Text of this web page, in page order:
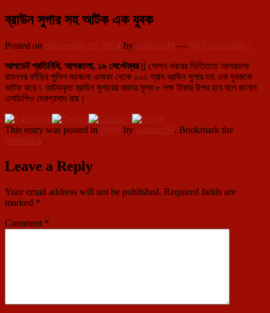
ব্রাউন সুগার সহ আটক এক যুবক
Posted on September 19, 2024 by santanu99 — No Comments ↓
আপডেট প্রতিনিধি, আগরতলা, ১৯ সেপ্টেম্বর || গোপন খবরের ভিত্তিতে আগরতলা
রামনগর ফাঁড়ির পুলিশ বড়জলা এলাকা থেকে ১০০ গ্রাম ব্রাউন সুগার সহ এক যুবককে
আটক করে। আটককৃত ব্রাউন সুগারের বাজার মূল্য ৮ লক্ষ টাকার উপর হবে বলে জানান
এসডিপিও দেবপ্রসাদ রায়।
This entry was posted in ত্রিপুরা by santanu99. Bookmark the
permalink.
Leave a Reply
Your email address will not be published. Required fields are
marked *
Comment *